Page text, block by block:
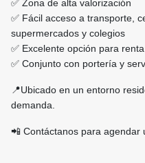
✅ Zona de alta valorización
✅ Fácil acceso a transporte,
supermercados y colegios
✅ Excelente opción para
✅ Conjunto con portería y
📍Ubicado en un entorno
demanda.
📲 Contáctanos para agendar